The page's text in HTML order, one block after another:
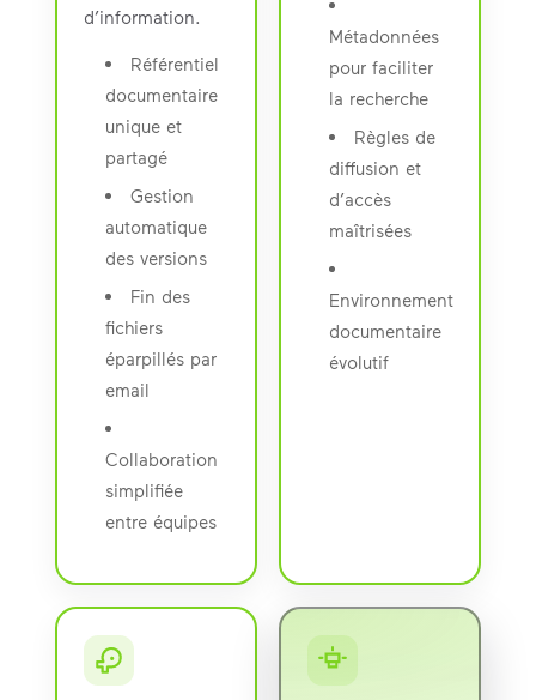
d’information.
Référentiel
documentaire
unique et
partagé
Gestion
automatique
des versions
Fin des
fichiers
éparpillés par
email
Collaboration
simplifiée
entre équipes
Métadonnées
pour faciliter
la recherche
Règles de
diffusion et
d’accès
maîtrisées
Environnement
documentaire
évolutif